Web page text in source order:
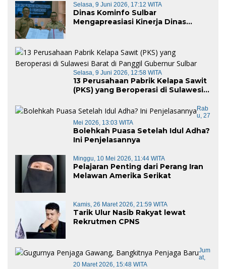
Selasa, 9 Juni 2026, 17:12 WITA
Dinas Kominfo Sulbar
Mengapreasiasi Kinerja Dinas
Selasa, 9 Juni 2026, 12:58 WITA
13 Perusahaan Pabrik Kelapa Sawit
(PKS) yang Beroperasi di Sulawesi
Rab
U, 27
Mei 2026, 13:03 WITA
Bolehkah Puasa Setelah Idul Adha?
Ini Penjelasannya
Minggu, 10 Mei 2026, 11:44 WITA
Pelajaran Penting dari Perang Iran
Melawan Amerika Serikat
Kamis, 26 Maret 2026, 21:59 WITA
Tarik Ulur Nasib Rakyat lewat
Rekrutmen CPNS
Jum
At,
20 Maret 2026, 15:48 WITA